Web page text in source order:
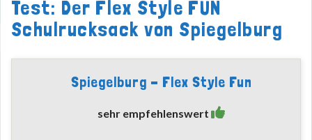
Test: Der Flex Style FUN
Schulrucksack von Spiegelburg
Spiegelburg - Flex Style Fun
sehr empfehlenswert